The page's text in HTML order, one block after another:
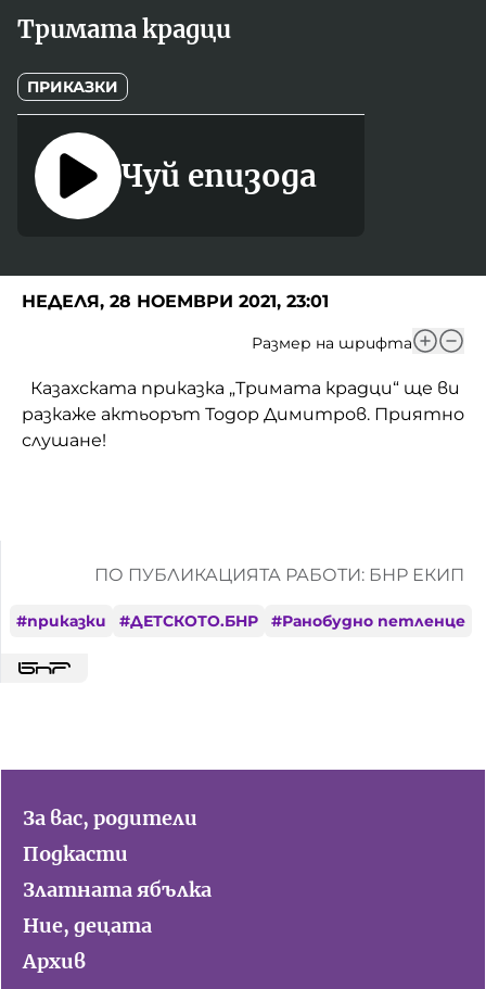
Фантазирай
Приказки
История на изкуството
Музикална кутийка
От соул до рокендрол
Яйцето на света
Златната ябълка
Непознатите думи
Питаме Ви
До ре ми
Игри
Кои сме ние?
За вас, родители
БНР
БНР Новини
Архивен фонд на БНР
Тримата крадци
ПРИКАЗКИ
Чуй епизода
НЕДЕЛЯ, 28 НОЕМВРИ 2021, 23:01
Размер на шрифта
Казахската приказка „Тримата крадци“ ще ви
разкаже актьорът Тодор Димитров. Приятно
слушане!
ПО ПУБЛИКАЦИЯТА РАБОТИ: БНР ЕКИП
#приказки #ДЕТСКОТО.БНР #Ранобудно петленце
За вас, родители
Подкасти
Златната ябълка
Ние, децата
Архив